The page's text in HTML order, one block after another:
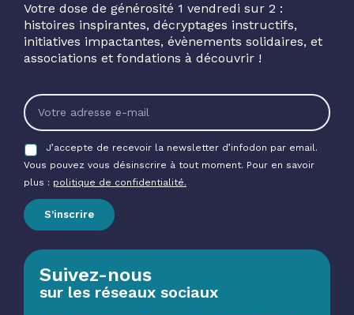
Votre dose de générosité 1 vendredi sur 2 :
histoires inspirantes, décryptages instructifs,
initiatives impactantes, évènements solidaires, et
associations et fondations à découvrir !
J’accepte de recevoir la newsletter d’infodon par email.
Vous pouvez vous désinscrire à tout moment. Pour en savoir
plus : politique de confidentialité.
S’inscrire
Suivez-nous
sur les réseaux sociaux